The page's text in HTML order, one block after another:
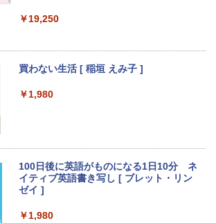
￥4,990
ラック
【2026年アップグレード版】AOKIMI ワイヤ
レスイヤホン bluetooth イヤホン V12 小型
軽量 ブルートゥースHi-Fi 最大36時間再生 ぶ
セリング 自動ペアリング Type-C充電 マイク
[Explicit]
BUGS LIFE
￥250
【Amazon.co.jp限定】 い・ろ・は・す 2L P
ET ラベルレス ×8本
by Amazon 天然水ラベルレス 2L×9本
コカ・コーラ やかんの麦茶 from 爽健美茶 ラ
ベルレス 650mlPET×24本
￥1,653
エース)
コミックスDIGITAL)
スーパーの裏でヤニ吸うふたり 9巻 (デジタル
版ビッグガンガンコミックス)
ラ内蔵 | フルHD | テンキー | Win11Pro6
￥25,980
SB 3.0 無線LAN搭載 office付き Windo
ws11搭載 ノートPC パソコン ノート 中
古パソコン 中古PC オフィス 中古
代 Corei3/i5-8500T メモリ最大16GB SS
ィス付き 最新MSOffice2024可 Win11Pr
中古パソコン | HP | ProDesk 600 G4 SF
証 | 第8世代 | Core i5 8500 3.0(〜最大4.
日保証 送料無料
モニター 21.5型 液晶ディスプレイ ベゼ
レア MAXZEN JM22CH02
￥9,480
￥19,250
買わない生活 [ 稲垣 えみ子 ]
￥1,980
100日後に英語がものになる1日10分 ネ
イティブ英語書き写し [ ブレット・リン
ゼイ ]
￥1,980